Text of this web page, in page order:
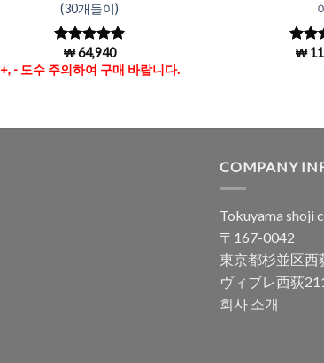
(30개들이)
5 중에서
4.96로 평
₩64,940
+, - 도수 주의하여 구매 바랍니다.
5 중
₩
COMPANY
Tokuyama shoji
〒167-0042
東京都杉並区西
ヴィブレ西荻
회사 소개